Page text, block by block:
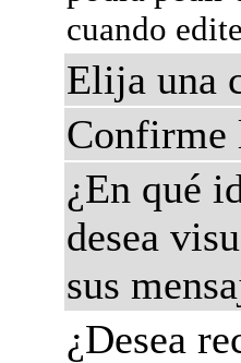
cuando
Elija una
Confirme
¿En qué
desea
sus
¿Desea